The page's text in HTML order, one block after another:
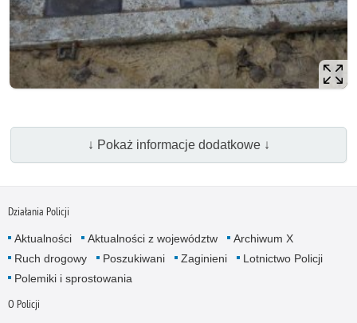
↓ Pokaż informacje dodatkowe ↓
Działania Policji
Aktualności Aktualności z województw
Archiwum X
Ruch drogowy
Poszukiwani Zaginieni
Lotnictwo Policji
Polemiki i sprostowania
O Policji